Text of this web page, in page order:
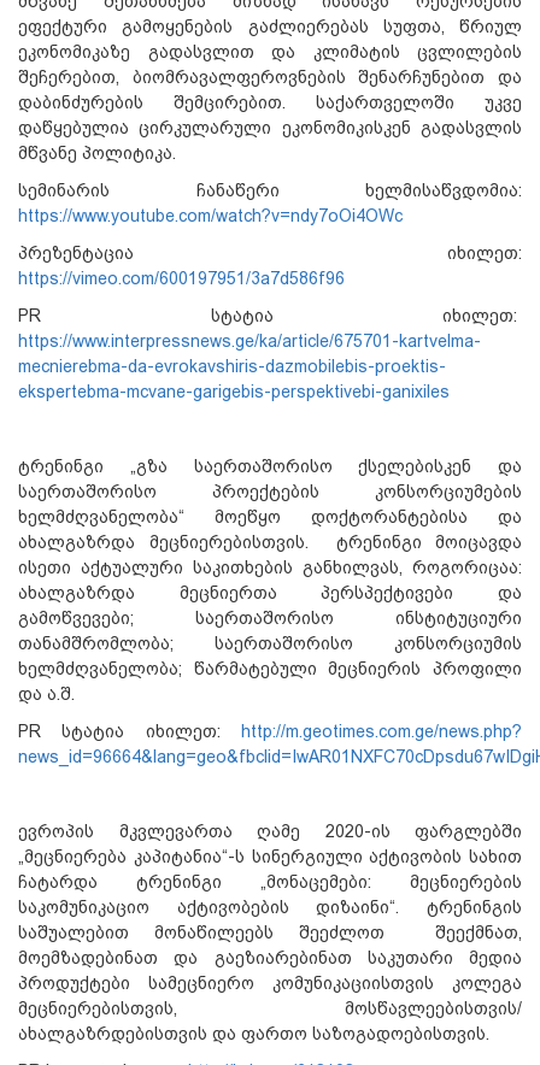
ეფექტური გამოყენების გაძლიერებას სუფთა, წრიულ
ეკონომიკაზე გადასვლით და კლიმატის ცვლილების
შეჩერებით, ბიომრავალფეროვნების შენარჩუნებით და
დაბინძურების შემცირებით. საქართველოში უკვე
დაწყებულია ცირკულარული ეკონომიკისკენ გადასვლის
მწვანე პოლიტიკა.
სემინარის ჩანაწერი ხელმისაწვდომია:
https://www.youtube.com/watch?v=ndy7oOi4OWc
პრეზენტაცია იხილეთ:
https://vimeo.com/600197951/3a7d586f96
PR სტატია იხილეთ:
https://www.interpressnews.ge/ka/article/675701-kartvelma-
mecnierebma-da-evrokavshiris-dazmobilebis-proektis-
ekspertebma-mcvane-garigebis-perspektivebi-ganixiles
ტრენინგი „გზა საერთაშორისო ქსელებისკენ და
საერთაშორისო პროექტების კონსორციუმების
ხელმძღვანელობა“ მოეწყო დოქტორანტებისა და
ახალგაზრდა მეცნიერებისთვის. ტრენინგი მოიცავდა
ისეთი აქტუალური საკითხების განხილვას, როგორიცაა:
ახალგაზრდა მეცნიერთა პერსპექტივები და
გამოწვევები; საერთაშორისო ინსტიტუციური
თანამშრომლობა; საერთაშორისო კონსორციუმის
ხელმძღვანელობა; წარმატებული მეცნიერის პროფილი
და ა.შ.
PR სტატია იხილეთ:
http://m.geotimes.com.ge/news.php?
ევროპის მკვლევართა ღამე 2020-ის ფარგლებში
„მეცნიერება კაპიტანია“-ს სინერგიული აქტივობის სახით
ჩატარდა ტრენინგი „მონაცემები: მეცნიერების
საკომუნიკაციო აქტივობების დიზაინი“. ტრენინგის
საშუალებით მონაწილეებს შეეძლოთ შეექმნათ,
მოემზადებინათ და გაეზიარებინათ საკუთარი მედია
პროდუქტები სამეცნიერო კომუნიკაციისთვის კოლეგა
მეცნიერებისთვის, მოსწავლეებისთვის/
ახალგაზრდებისთვის და ფართო საზოგადოებისთვის.